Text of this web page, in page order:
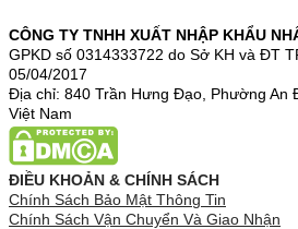
CÔNG TY TNHH XUẤT NHẬP KHẨU
GPKD số 0314333722 do Sở KH và ĐT
05/04/2017
Địa chỉ: 840 Trần Hưng Đạo, Phường An
Việt Nam
ĐIỀU KHOẢN & CHÍNH SÁCH
Chính Sách Bảo Mật Thông Tin
Chính Sách Vận Chuyển Và Giao Nhận